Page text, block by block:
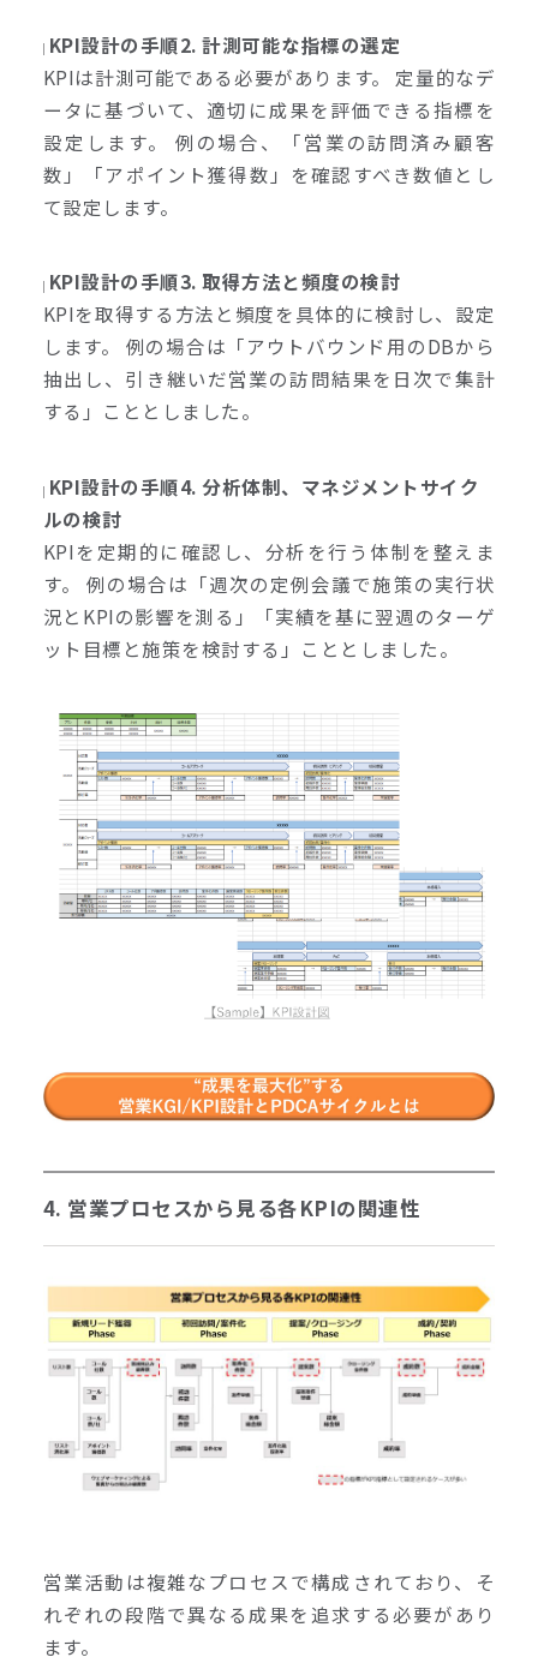
KPI設計の手順2. 計測可能な指標の選定
KPIは計測可能である必要があります。 定量的なデ
ータに基づいて、適切に成果を評価できる指標を
設定します。 例の場合、「営業の訪問済み顧客
数」「アポイント獲得数」を確認すべき数値とし
て設定します。
KPI設計の手順3. 取得方法と頻度の検討
KPIを取得する方法と頻度を具体的に検討し、設定
します。 例の場合は「アウトバウンド用のDBから
抽出し、引き継いだ営業の訪問結果を日次で集計
する」こととしました。
KPI設計の手順4. 分析体制、マネジメントサイク
ルの検討
KPIを定期的に確認し、分析を行う体制を整えま
す。 例の場合は「週次の定例会議で施策の実行状
況とKPIの影響を測る」「実績を基に翌週のターゲ
ット目標と施策を検討する」こととしました。
4. 営業プロセスから見る各KPIの関連性
営業活動は複雑なプロセスで構成されており、そ
れぞれの段階で異なる成果を追求する必要があり
ます。